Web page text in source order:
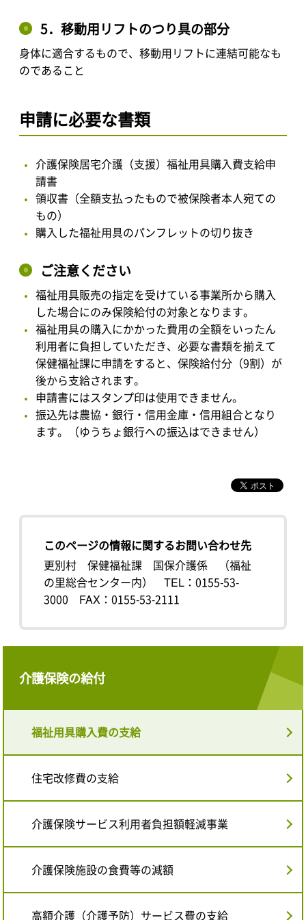
5．移動用リフトのつり具の部分
身体に適合するもので、移動用リフトに連結可能なも
のであること
申請に必要な書類
介護保険居宅介護（支援）福祉用具購入費支給申
請書
領収書（全額支払ったもので被保険者本人宛ての
もの）
購入した福祉用具のパンフレットの切り抜き
ご注意ください
福祉用具販売の指定を受けている事業所から購入
した場合にのみ保険給付の対象となります。
福祉用具の購入にかかった費用の全額をいったん
利用者に負担していただき、必要な書類を揃えて
保健福祉課に申請をすると、保険給付分（9割）が
後から支給されます。
申請書にはスタンプ印は使用できません。
振込先は農協・銀行・信用金庫・信用組合となり
ます。（ゆうちょ銀行への振込はできません）
このページの情報に関するお問い合わせ先
更別村 保健福祉課 国保介護係 （福祉
の里総合センター内）
TEL：0155-53-
3000
FAX：0155-53-2111
介護保険の給付
福祉用具購入費の支給
住宅改修費の支給
介護保険サービス利用者負担額軽減事業
介護保険施設の食費等の減額
高額介護（介護予防）サービス費の支給